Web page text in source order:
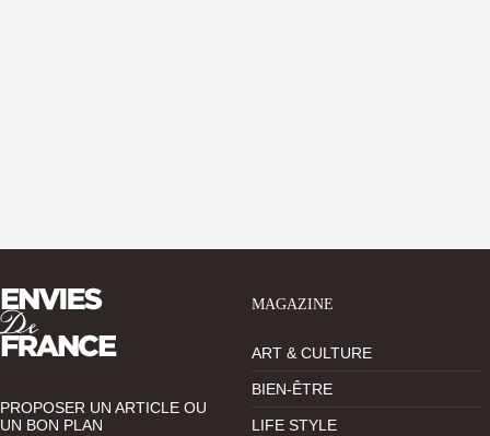
PROPOSER UN ARTICLE OU
UN BON PLAN
MAGAZINE
ART & CULTURE
BIEN-ÊTRE
LIFE STYLE